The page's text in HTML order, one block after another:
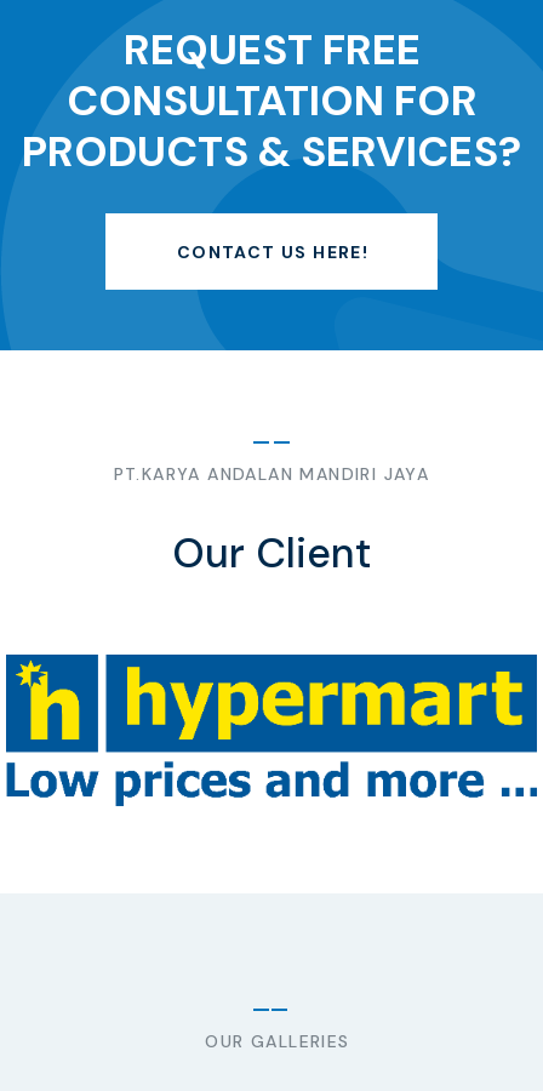
REQUEST FREE
CONSULTATION FOR
PRODUCTS & SERVICES?
CONTACT US HERE!
PT.KARYA ANDALAN MANDIRI JAYA
Our Client
OUR GALLERIES